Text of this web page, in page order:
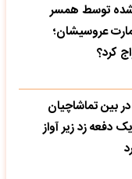
شده توسط همسر
عروسیشان؛
کرد؟
بین تماشاچیان
دفعه زد زیر آواز